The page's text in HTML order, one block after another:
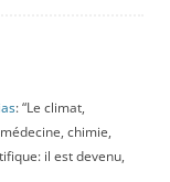
: “Le climat,
chimie,
il est devenu,